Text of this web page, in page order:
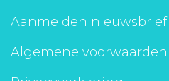
Aanmelden nieuwsbrief
Algemene voorwaarden